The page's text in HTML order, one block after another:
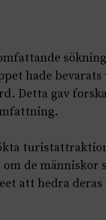
hade bevarats
Detta gav
de människor
att hedra